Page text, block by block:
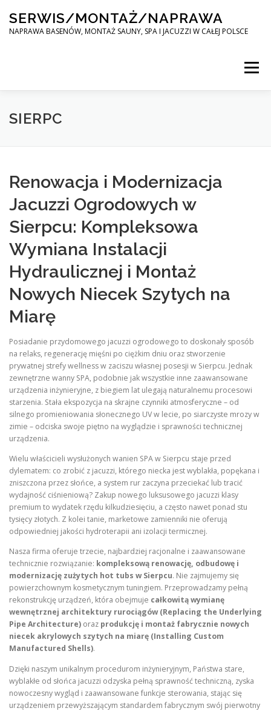
content
SERWIS/MONTAŻ/NAPRAWA
NAPRAWA BASENÓW, MONTAŻ SAUNY, SPA I JACUZZI W CAŁEJ POLSCE
Menu
SPA SERWIS
KONTAKT
SIERPC
Renowacja i Modernizacja
Jacuzzi Ogrodowych w
Sierpcu: Kompleksowa
Wymiana Instalacji
Hydraulicznej i Montaż
Nowych Niecek Szytych na
Miarę
Posiadanie przydomowego jacuzzi ogrodowego to doskonały sposób
na relaks, regenerację mięśni po ciężkim dniu oraz stworzenie
prywatnej strefy wellness w zaciszu własnej posesji w Sierpcu. Jednak
zewnętrzne wanny SPA, podobnie jak wszystkie inne zaawansowane
urządzenia inżynieryjne, z biegiem lat ulegają naturalnemu procesowi
starzenia. Stała ekspozycja na skrajne czynniki atmosferyczne – od
silnego promieniowania słonecznego UV w lecie, po siarczyste mrozy w
zimie – odciska swoje piętno na wyglądzie i sprawności technicznej
urządzenia.
Wielu właścicieli wysłużonych wanien SPA w Sierpcu staje przed
dylematem: co zrobić z jacuzzi, którego niecka jest wyblakła, popękana i
zniszczona przez słońce, a system rur zaczyna przeciekać lub tracić
wydajność ciśnieniową? Zakup nowego luksusowego jacuzzi klasy
premium to wydatek rzędu kilkudziesięciu, a często nawet ponad stu
tysięcy złotych. Z kolei tanie, marketowe zamienniki nie oferują
odpowiedniej jakości hydroterapii ani izolacji termicznej.
Nasza firma oferuje trzecie, najbardziej racjonalne i zaawansowane
technicznie rozwiązanie: kompleksową renowację, odbudowę i
modernizację zużytych hot tubs w Sierpcu. Nie zajmujemy się
powierzchownym kosmetycznym tuningiem. Przeprowadzamy pełną
rekonstrukcję urządzeń, która obejmuje całkowitą wymianę
wewnętrznej architektury rurociągów (Replacing the Underlying
Pipe Architecture) oraz produkcję i montaż fabrycznie nowych
niecek akrylowych szytych na miarę (Installing Custom
Manufactured Shells).
Dzięki naszym unikalnym procedurom inżynieryjnym, Państwa stare,
wyblakłe od słońca jacuzzi odzyska pełną sprawność techniczną, zyska
nowoczesny wygląd i zaawansowane funkcje sterowania, stając się
urządzeniem przewyższającym standardem fabrycznym swój pierwotny